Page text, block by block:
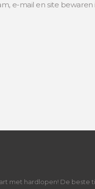
e-mail en site
met hardlopen! De beste